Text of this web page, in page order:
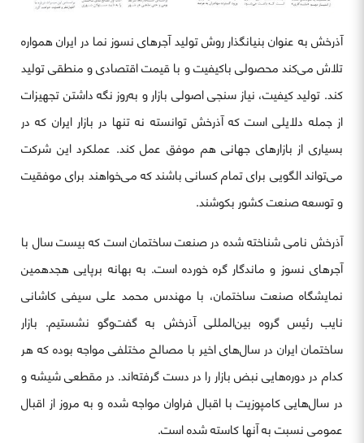
آذرخش به عنوان بنیانگذار روش تولید آجرهای نسوز نما در ایران همواره
تلاش می‌کند محصولی باکیفیت و با قیمت اقتصادی و منطقی تولید
کند. تولید کیفیت، نیاز سنجی اصولی بازار و به‌روز نگه داشتن تجهیزات
از جمله دلایلی است که آذرخش توانسته نه تنها در بازار ایران که در
بسیاری از بازارهای جهانی هم موفق عمل کند. عملکرد این شرکت
می‌تواند الگویی برای تمام کسانی باشند که می‌خواهند برای موفقیت
و توسعه صنعت کشور بکوشند.
آذرخش نامی شناخته شده در صنعت ساختمان است که بیست سال با
آجرهای نسوز و ماندگار گره خورده است. به بهانه برپایی هجدهمین
نمایشگاه صنعت ساختمان، با مهندس محمد علی سیفی کاشانی
نایب رئیس گروه بین‌المللی آذرخش به گفت‌وگو نشستیم. بازار
ساختمان ایران در سال‌های اخیر با مصالح مختلفی مواجه بوده که هر
کدام در دوره‌هایی نبض بازار را در دست گرفته‌اند. در مقطعی شیشه و
در سال‌هایی کامپوزیت با اقبال فراوان مواجه شده و به مروز از اقبال
عمومی نسبت به آنها کاسته شده است.